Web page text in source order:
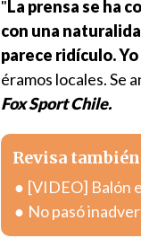
"La prensa se ha
con una
parece ridículo.
éramos locales. Se
Fox Sport Chile.
Revisa también
[VIDEO] Balón
No pasó